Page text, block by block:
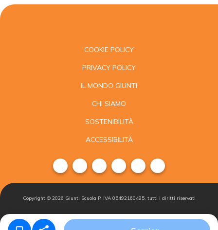
COOKIE POLICY
PRIVACY POLICY
IL MONDO GIUNTI
CHI SIAMO
SOSTENIBILITÀ
ACCESSIBILITÀ
Copyright © 2026 Giunti Scuola P. IVA 05492160485, tutti i diritti riservati
Condizioni di
Gestisci i
Iscriviti alla